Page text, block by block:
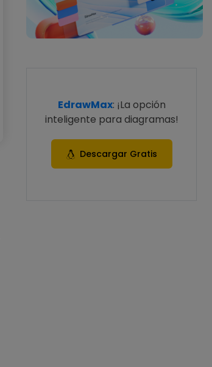
EdrawMax: ¡La opción
inteligente para diagramas!
Descargar Gratis